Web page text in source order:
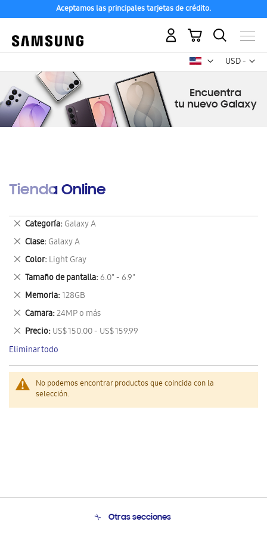
Aceptamos las principales tarjetas de crédito.
USD -
dólar
Mi carrito
Tienda Online
No podemos encontrar productos que coincida con la
selección.
Categoría Galaxy A
Eliminar
este
artículo
Clase Galaxy A
Eliminar
este
artículo
Color Light Gray
Eliminar
este
artículo
Tamaño de pantalla 6.0" - 6.9"
Eliminar
este
artículo
Memoria 128GB
Eliminar
este
artículo
Camara 24MP o más
Eliminar
este
artículo
Precio US$ 150.00 - US$ 159.99
Eliminar
este
artículo
Eliminar todo
Otras secciones